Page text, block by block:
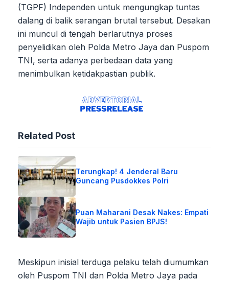
(TGPF) Independen untuk mengungkap tuntas
dalang di balik serangan brutal tersebut. Desakan
ini muncul di tengah berlarutnya proses
penyelidikan oleh Polda Metro Jaya dan Puspom
TNI, serta adanya perbedaan data yang
menimbulkan ketidakpastian publik.
Related Post
Terungkap! 4 Jenderal Baru
Guncang Pusdokkes Polri
Puan Maharani Desak Nakes: Empati
Wajib untuk Pasien BPJS!
Meskipun inisial terduga pelaku telah diumumkan
oleh Puspom TNI dan Polda Metro Jaya pada